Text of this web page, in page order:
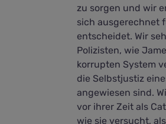
zu sorgen und wir
sich ausgerechnet
entscheidet. Wir
Polizisten, wie
korrupten System
die Selbstjustiz
angewiesen sind.
vor ihrer Zeit als
wie sie versucht,